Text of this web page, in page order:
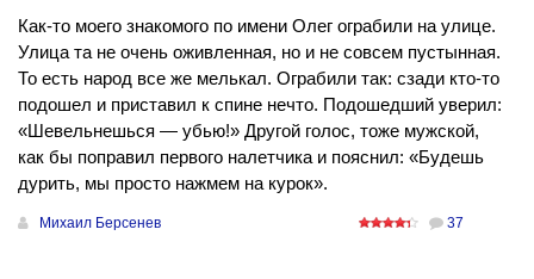
Как-то моего знакомого по имени Олег ограбили на улице.
Улица та не очень оживленная, но и не совсем пустынная.
То есть народ все же мелькал. Ограбили так: сзади кто-то
подошел и приставил к спине нечто. Подошедший уверил:
«Шевельнешься — убью!» Другой голос, тоже мужской,
как бы поправил первого налетчика и пояснил: «Будешь
дурить, мы просто нажмем на курок».
Михаил Берсенев 37